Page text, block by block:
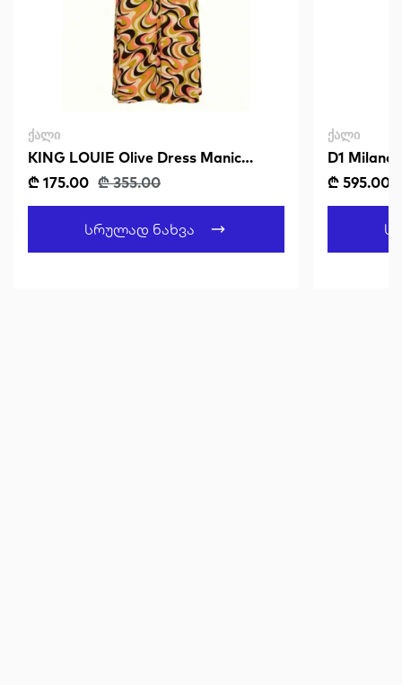
ᲥᲐᲚᲘ
KING LOUIE Olive Dress Manic
Spring Yellow
₾ 175.00 ₾ 355.00
Სრულად Ნახვა
ᲥᲐᲚᲘ
D1 Milano
₾ 595.00